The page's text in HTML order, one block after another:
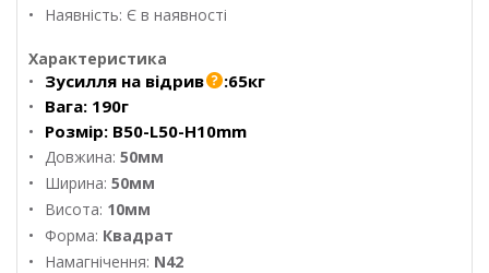
Наявність: Є в наявності
Характеристика
Зусилля на відрив :65кг
Вага: 190г
Розмір: B50-L50-H10mm
Довжина: 50мм
Ширина: 50мм
Висота: 10мм
Форма: Квадрат
Намагнічення: N42